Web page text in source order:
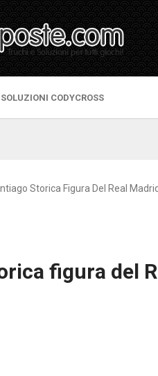
SOLUZIONI CODYCROSS
Storica Figura Del Real Madrid
figura del